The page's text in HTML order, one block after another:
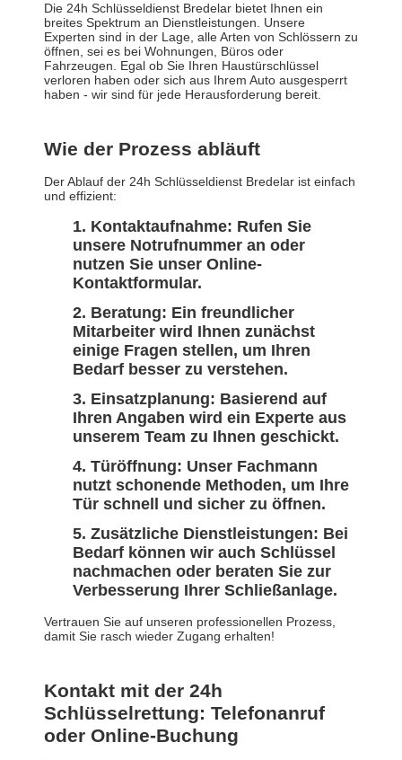
Die 24h Schlüsseldienst Bredelar bietet Ihnen ein
breites Spektrum an Dienstleistungen. Unsere
Experten sind in der Lage, alle Arten von Schlössern zu
öffnen, sei es bei Wohnungen, Büros oder
Fahrzeugen. Egal ob Sie Ihren Haustürschlüssel
verloren haben oder sich aus Ihrem Auto ausgesperrt
haben - wir sind für jede Herausforderung bereit.
Wie der Prozess abläuft
Der Ablauf der 24h Schlüsseldienst Bredelar ist einfach
und effizient:
Kontaktaufnahme: Rufen Sie
unsere Notrufnummer an oder
nutzen Sie unser Online-
Kontaktformular.
Beratung: Ein freundlicher
Mitarbeiter wird Ihnen zunächst
einige Fragen stellen, um Ihren
Bedarf besser zu verstehen.
Einsatzplanung: Basierend auf
Ihren Angaben wird ein Experte aus
unserem Team zu Ihnen geschickt.
Türöffnung: Unser Fachmann
nutzt schonende Methoden, um Ihre
Tür schnell und sicher zu öffnen.
Zusätzliche Dienstleistungen: Bei
Bedarf können wir auch Schlüssel
nachmachen oder beraten Sie zur
Verbesserung Ihrer Schließanlage.
Vertrauen Sie auf unseren professionellen Prozess,
damit Sie rasch wieder Zugang erhalten!
Kontakt mit der 24h
Schlüsselrettung: Telefonanruf
oder Online-Buchung